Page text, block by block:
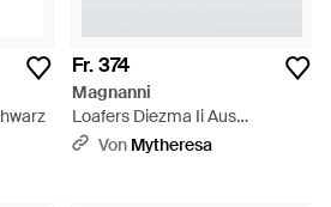
Fr. 374
Magnanni
Loafers Diezma Ii Aus
Veloursleder - Braun
Von Mytheresa